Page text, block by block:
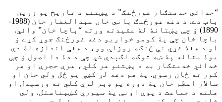
“خدائي خدمتګار غورځنګ” د پښتنو د تاريخ يو زرين
باب دے. د دغه غورځنګ باني خان عبدالغفار خان (1988-
1890) ؤ چې پښتانۀ لۀ عقيدته ورته “باچا خان” وائي.
باچا خان چې پۀ کومو خواريو دغه غورځنګ جوړ کړے ؤ
او د هغۀ غړي ئې څنګه روزلي وو، د هغې اندازه لۀ دې
يوۀ مثاله پۀ ښه توګه لګېدې شي چې د دۀ دا اصول ؤ چې
خدائي خدمتګار به د پښتنو هر کلي، هرې حجرې او هر
کور ته ځان رسوي. پۀ هم دغه لړ کښې يو ځل ولي خان او
سالار اعظم خان پۀ دوره يو ډېر لرې کلي ته ورسېدل او
هلته د جماعت د یوې اونې پۀ سيوري کښېناستل. ولي